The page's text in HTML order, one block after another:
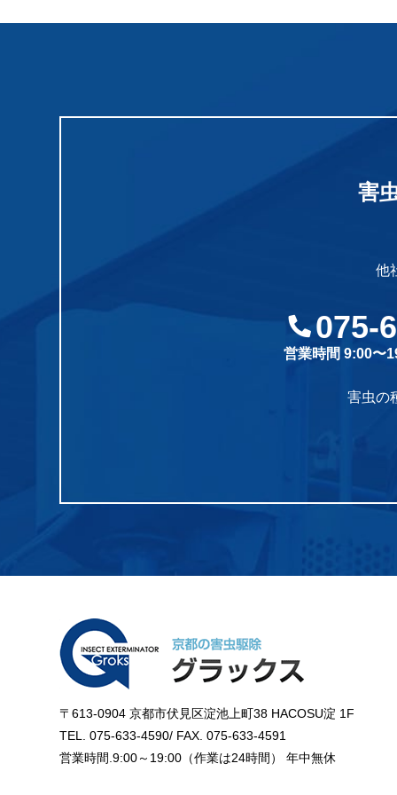
害
他
075-
営業時間 9:00〜
害虫の
〒613-0904 京都市伏見区淀池上町38 HACOSU淀 1F
TEL. 075-633-4590/ FAX. 075-633-4591
営業時間.9:00～19:00（作業は24時間） 年中無休